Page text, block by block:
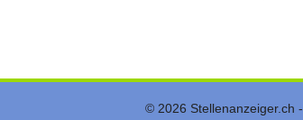
© 2026 Stellenanzeiger.ch -